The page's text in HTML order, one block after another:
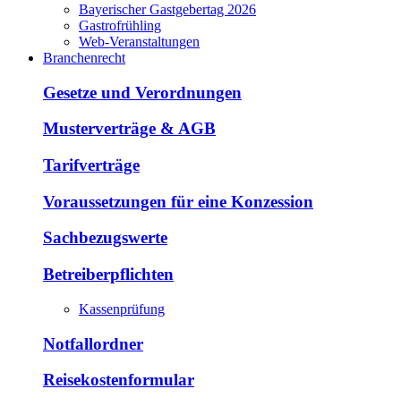
Bayerischer Gastgebertag 2026
Gastrofrühling
Web-Veranstaltungen
Branchenrecht
Gesetze und Verordnungen
Musterverträge & AGB
Tarifverträge
Voraussetzungen für eine Konzession
Sachbezugswerte
Betreiberpflichten
Kassenprüfung
Notfallordner
Reisekostenformular